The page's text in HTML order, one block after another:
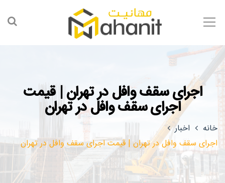
اجرای سقف وافل در تهران | قیمت
اجرای سقف وافل در تهران
خانه
اخبار
اجرای سقف وافل در تهران | قیمت اجرای سقف وافل در تهران